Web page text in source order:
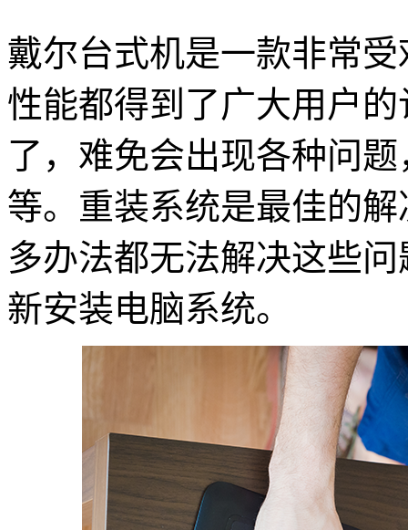
戴尔台式机是一款非常
性能都得到了广大用户
了，难免会出现各种问
等。重装系统是最佳的
多办法都无法解决这些
新安装电脑系统。